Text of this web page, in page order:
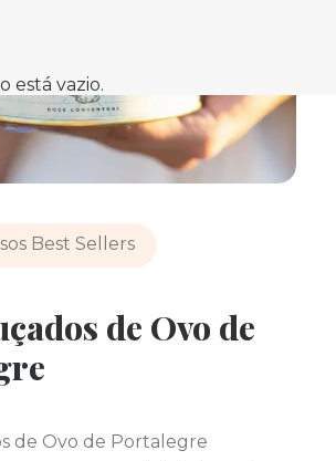
está vazio.
Best Sellers
de Ovo de
de Ovo de Portalegre